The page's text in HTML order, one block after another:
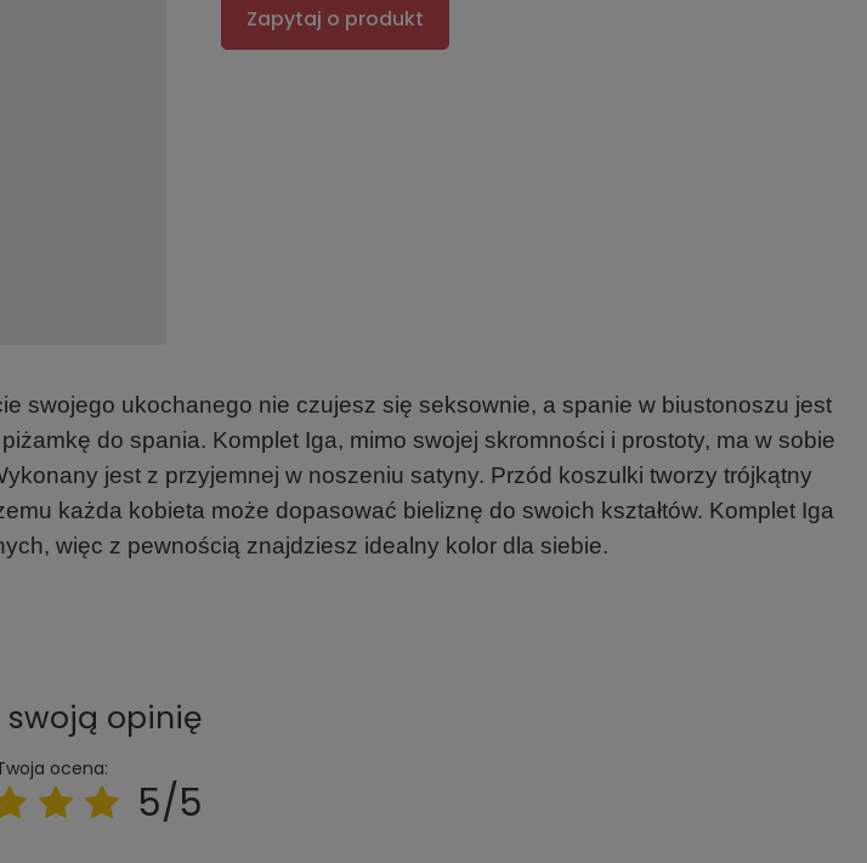
Zapytaj o produkt
swojego ukochanego nie czujesz się seksownie, a spanie w biustonoszu jest
do spania. Komplet Iga, mimo swojej skromności i prostoty, ma w sobie
jest z przyjemnej w noszeniu satyny. Przód koszulki tworzy trójkątny
każda kobieta może dopasować bieliznę do swoich kształtów. Komplet Iga
więc z pewnością znajdziesz idealny kolor dla siebie.
swoją opinię
ocena:
5/5